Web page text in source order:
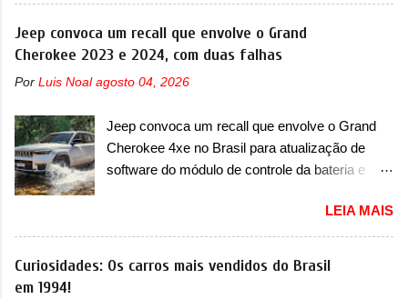
a marca confirmou a estreia de um novo
modelo compacto à sua linha. Posicionado
primeiras imagens teaser do A05, que nas
esportiva, o A05s. Previsto para ser lançado
ainda neste ano na China, o compacto elétrico
colocará a Leapmotor para concorrer com uma
BYD Dolphin e Geely EX2. Visualmente, o A05
conta com um design já visto por outros
modelos da marca, em especial do SUV
Jeep convoca um recall que envolve o Grand
Cherokee 2023 e 2024, com duas falhas
Por Luis Noal agosto 04, 2026
Jeep convoca um recall que envolve o Grand
Cherokee 4xe no Brasil para atualização de
software do módulo de controle da bateria e
Jeep convocou no dia 10 de outubro de 2025
um chamado que envolve os proprietários do
Grand Cherokee 4xe, em sua versão única
LEIA MAIS
Curiosidades: Os carros mais vendidos do Brasil
em 1994!